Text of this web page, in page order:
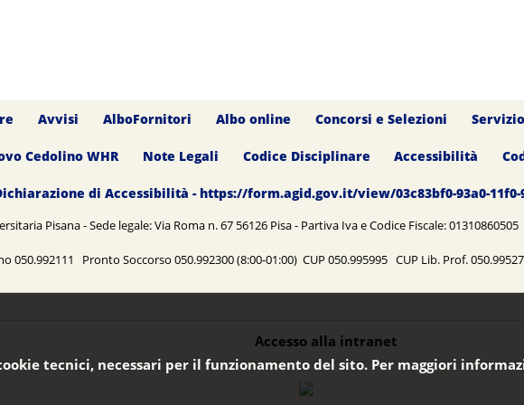
Avvisi AlboFornitori Albo online Concorsi e Selezioni
Cedolino WHR Note Legali Codice Disciplinare Accessibilità
di Accessibilità - https://form.agid.gov.it/view/03c83bf0-93a0-11f0-
Pisana - Sede legale: Via Roma n. 67 56126 Pisa - Partiva Iva e Codice Fiscale:
050.992111 Pronto Soccorso 050.992300 (8:00-01:00) CUP 050.995995 CUP Lib. Prof.
Accesso alla intranet
tecnici, necessari per il funzionamento del sito. Per maggiori